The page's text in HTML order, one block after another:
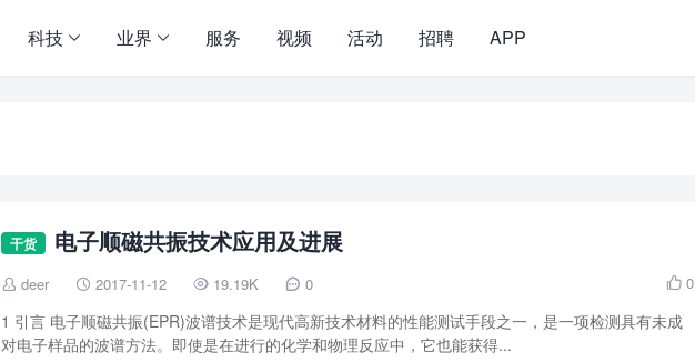
科技 业界 服务 视频 活动 招聘 APP
干货 电子顺磁共振技术应用及进展
 deer  2017-11-12  19.19K  0  0
1 引言 电子顺磁共振(EPR)波谱技术是现代高新技术材料的性能测试手段之一，是一项检测具有未成
对电子样品的波谱方法。即使是在进行的化学和物理反应中，它也能获得...